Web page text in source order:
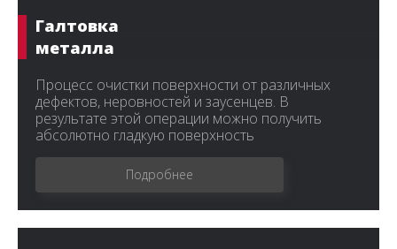
Галтовка
металла
Процесс очистки поверхности от различных
дефектов, неровностей и заусенцев. В
результате этой операции можно получить
абсолютно гладкую поверхность
Подробнее